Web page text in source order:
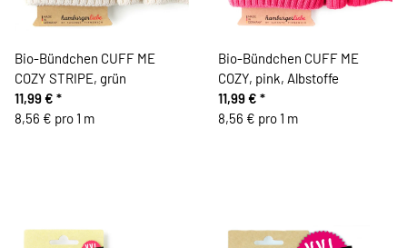
Bio-Bündchen CUFF ME
COZY STRIPE, grün
11,99 € *
8,56 € pro 1 m
Bio-Bündchen CUFF ME
COZY, pink, Albstoffe
11,99 € *
8,56 € pro 1 m